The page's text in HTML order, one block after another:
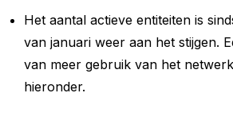
Het aantal actieve entiteiten is
van januari weer aan het stijgen.
van meer gebruik van het
hieronder.